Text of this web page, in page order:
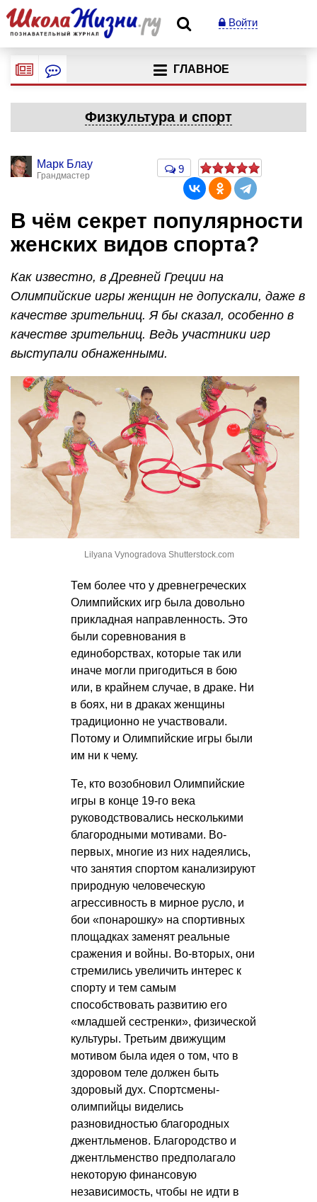
Войти
ГЛАВНОЕ
Физкультура и спорт
Марк Блау
Грандмастер
9
В чём секрет популярности
женских видов спорта?
Как известно, в Древней Греции на
Олимпийские игры женщин не допускали, даже в
качестве зрительниц. Я бы сказал, особенно в
качестве зрительниц. Ведь участники игр
выступали обнаженными.
Lilyana Vynogradova Shutterstock.com
Тем более что у древнегреческих
Олимпийских игр была довольно
прикладная направленность. Это
были соревнования в
единоборствах, которые так или
иначе могли пригодиться в бою
или, в крайнем случае, в драке. Ни
в боях, ни в драках женщины
традиционно не участвовали.
Потому и Олимпийские игры были
им ни к чему.
Те, кто возобновил Олимпийские
игры в конце 19-го века
руководствовались несколькими
благородными мотивами. Во-
первых, многие из них надеялись,
что занятия спортом канализируют
природную человеческую
агрессивность в мирное русло, и
бои «понарошку» на спортивных
площадках заменят реальные
сражения и войны. Во-вторых, они
стремились увеличить интерес к
спорту и тем самым
способствовать развитию его
«младшей сестренки», физической
культуры. Третьим движущим
мотивом была идея о том, что в
здоровом теле должен быть
здоровый дух. Спортсмены-
олимпийцы виделись
разновидностью благородных
джентльменов. Благородство и
джентльменство предполагало
некоторую финансовую
независимость, чтобы не идти в